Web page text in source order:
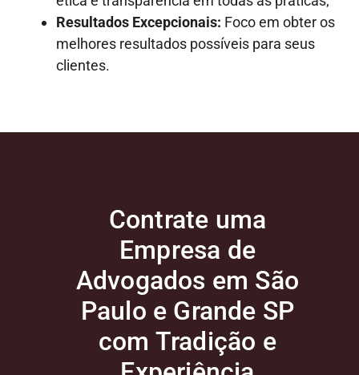
Resultados Excepcionais: Foco em obter os
melhores resultados possíveis para seus
clientes.
Contrate uma
Empresa de
Advogados em São
Paulo e Grande SP
com Tradição e